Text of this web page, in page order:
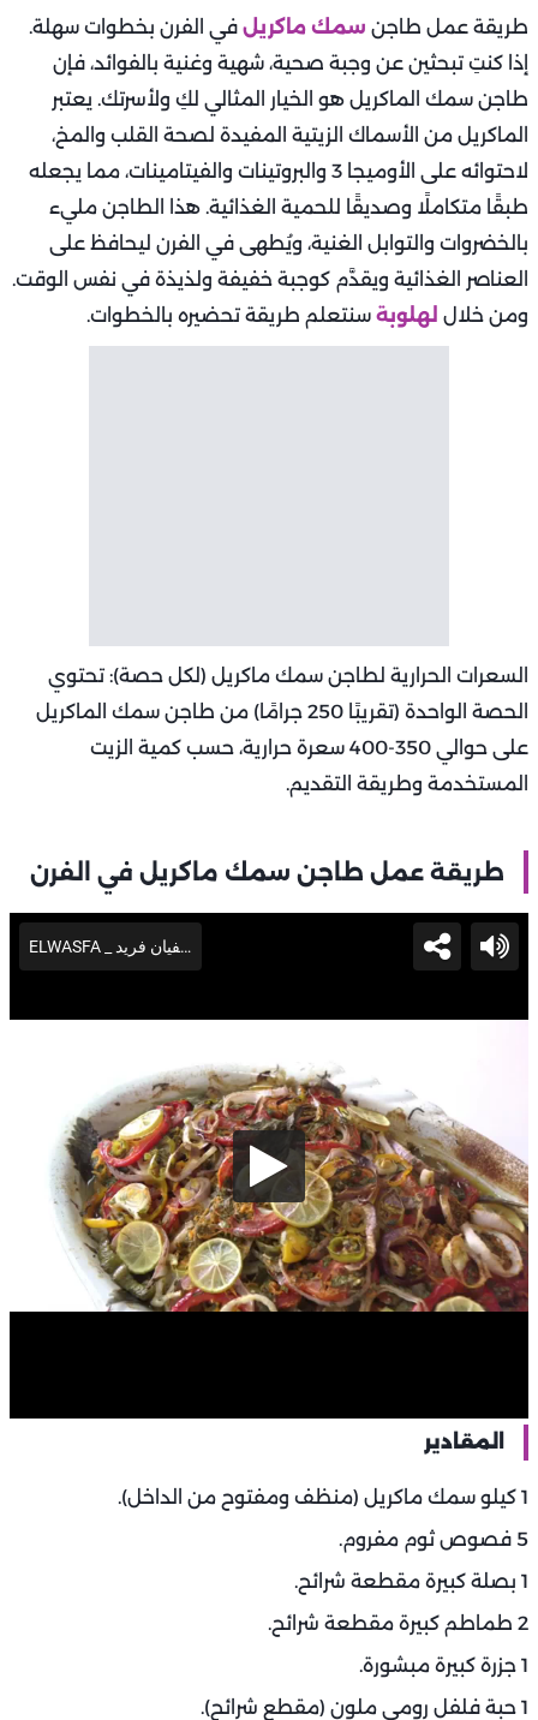
طريقة عمل طاجن سمك ماكريل في الفرن بخطوات سهلة.
إذا كنتِ تبحثين عن وجبة صحية، شهية وغنية بالفوائد، فإن
طاجن سمك الماكريل هو الخيار المثالي لكِ ولأسرتك. يعتبر
الماكريل من الأسماك الزيتية المفيدة لصحة القلب والمخ،
لاحتوائه على الأوميجا 3 والبروتينات والفيتامينات، مما يجعله
طبقًا متكاملًا وصديقًا للحمية الغذائية. هذا الطاجن مليء
بالخضروات والتوابل الغنية، ويُطهى في الفرن ليحافظ على
العناصر الغذائية ويقدَّم كوجبة خفيفة ولذيذة في نفس الوقت.
ومن خلال لهلوبة سنتعلم طريقة تحضيره بالخطوات.
السعرات الحرارية لطاجن سمك ماكريل (لكل حصة): تحتوي
الحصة الواحدة (تقريبًا 250 جرامًا) من طاجن سمك الماكريل
على حوالي 350-400 سعرة حرارية، حسب كمية الزيت
المستخدمة وطريقة التقديم.
طريقة عمل طاجن سمك ماكريل في الفرن
المقادير
1 كيلو سمك ماكريل (منظف ومفتوح من الداخل).
5 فصوص ثوم مفروم.
1 بصلة كبيرة مقطعة شرائح.
2 طماطم كبيرة مقطعة شرائح.
1 جزرة كبيرة مبشورة.
1 حبة فلفل رومي ملون (مقطع شرائح).